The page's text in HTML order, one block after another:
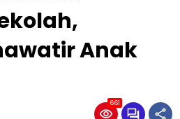
Anak
661